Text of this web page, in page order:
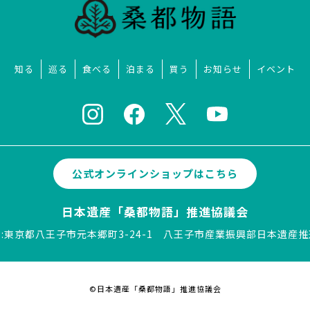
知る 巡る 食べる 泊まる 買う お知らせ イベント
公式オンラインショップはこちら
日本遺産「桑都物語」推進協議会
東京都八王子市元本郷町3-24-1 八王子市産業振興部日本遺産
©日本遺産「桑都物語」推進協議会